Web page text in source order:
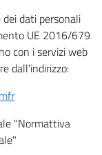
dati personali
UE 2016/679
con i servizi web
dall’indirizzo:
"Normattiva